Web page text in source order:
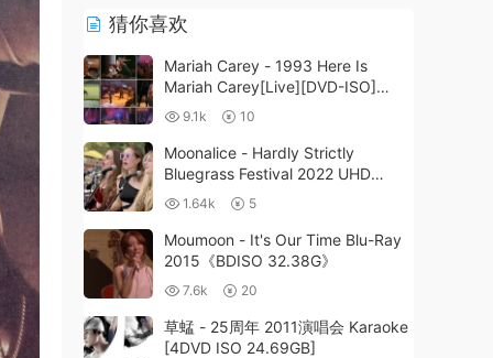
猜你喜欢
Mariah Carey - 1993 Here Is
Mariah Carey[Live][DVD-ISO]
[3.24G]
9.1k 10
Moonalice - Hardly Strictly
Bluegrass Festival 2022 UHD
2160P [WEB-DL MKV 7.39GB]
1.64k 5
Moumoon - It's Our Time Blu-Ray
2015《BDISO 32.38G》
7.6k 20
草蜢 - 25周年 2011演唱会 Karaoke
[4DVD ISO 24.69GB]